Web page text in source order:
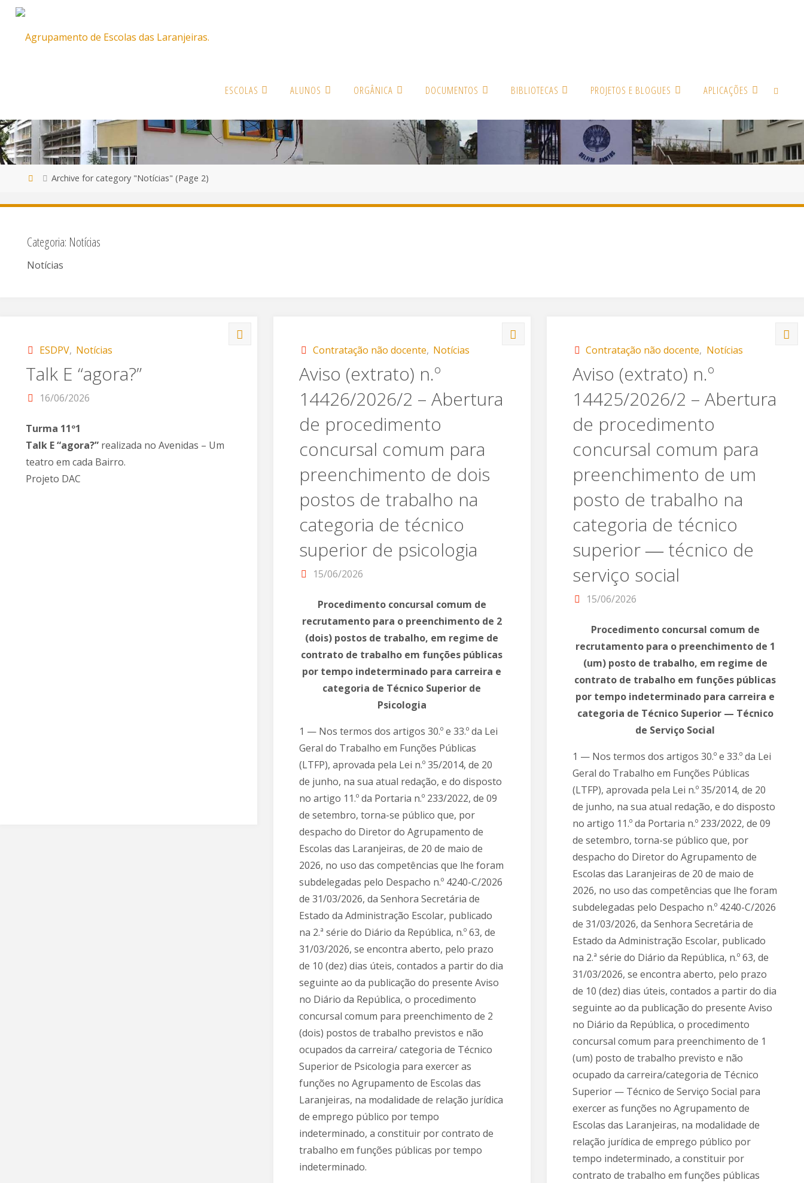
content
ESCOLAS ALUNOS ORGÂNICA DOCUMENTOS BIBLIOTECAS PROJETOS E BLOGUES APLICAÇÕES
SEARCH
HomeArchive for category "Notícias" (Page 2)
Categoria: Notícias
Notícias
ESDPV, Notícias
Talk E “agora?”
16/06/2026
Turma 11º1
Talk E “agora?” realizada no Avenidas – Um
teatro em cada Bairro.
Projeto DAC
Contratação não docente, Notícias
Aviso (extrato) n.º
14426/2026/2 – Abertura
de procedimento
concursal comum para
preenchimento de dois
postos de trabalho na
categoria de técnico
superior de psicologia
15/06/2026
Procedimento concursal comum de
recrutamento para o preenchimento de 2
(dois) postos de trabalho, em regime de
contrato de trabalho em funções públicas
por tempo indeterminado para carreira e
categoria de Técnico Superior de
Psicologia
1 — Nos termos dos artigos 30.º e 33.º da Lei
Geral do Trabalho em Funções Públicas
(LTFP), aprovada pela Lei n.º 35/2014, de 20
de junho, na sua atual redação, e do disposto
no artigo 11.º da Portaria n.º 233/2022, de 09
de setembro, torna-se público que, por
despacho do Diretor do Agrupamento de
Escolas das Laranjeiras, de 20 de maio de
2026, no uso das competências que lhe foram
subdelegadas pelo Despacho n.º 4240-C/2026
de 31/03/2026, da Senhora Secretária de
Estado da Administração Escolar, publicado
na 2.ª série do Diário da República, n.º 63, de
31/03/2026, se encontra aberto, pelo prazo
de 10 (dez) dias úteis, contados a partir do dia
seguinte ao da publicação do presente Aviso
no Diário da República, o procedimento
concursal comum para preenchimento de 2
(dois) postos de trabalho previstos e não
ocupados da carreira/ categoria de Técnico
Superior de Psicologia para exercer as
funções no Agrupamento de Escolas das
Laranjeiras, na modalidade de relação jurídica
de emprego público por tempo
indeterminado, a constituir por contrato de
trabalho em funções públicas por tempo
indeterminado.
Contratação não docente, Notícias
Aviso (extrato) n.º
14425/2026/2 – Abertura
de procedimento
concursal comum para
preenchimento de um
posto de trabalho na
categoria de técnico
superior ― técnico de
serviço social
15/06/2026
Procedimento concursal comum de
recrutamento para o preenchimento de 1
(um) posto de trabalho, em regime de
contrato de trabalho em funções públicas
por tempo indeterminado para carreira e
categoria de Técnico Superior — Técnico
de Serviço Social
1 — Nos termos dos artigos 30.º e 33.º da Lei
Geral do Trabalho em Funções Públicas
(LTFP), aprovada pela Lei n.º 35/2014, de 20
de junho, na sua atual redação, e do disposto
no artigo 11.º da Portaria n.º 233/2022, de 09
de setembro, torna-se público que, por
despacho do Diretor do Agrupamento de
Escolas das Laranjeiras de 20 de maio de
2026, no uso das competências que lhe foram
subdelegadas pelo Despacho n.º 4240-C/2026
de 31/03/2026, da Senhora Secretária de
Estado da Administração Escolar, publicado
na 2.ª série do Diário da República, n.º 63, de
31/03/2026, se encontra aberto, pelo prazo
de 10 (dez) dias úteis, contados a partir do dia
seguinte ao da publicação do presente Aviso
no Diário da República, o procedimento
concursal comum para preenchimento de 1
(um) posto de trabalho previsto e não
ocupado da carreira/categoria de Técnico
Superior — Técnico de Serviço Social para
exercer as funções no Agrupamento de
Escolas das Laranjeiras, na modalidade de
relação jurídica de emprego público por
tempo indeterminado, a constituir por
contrato de trabalho em funções públicas